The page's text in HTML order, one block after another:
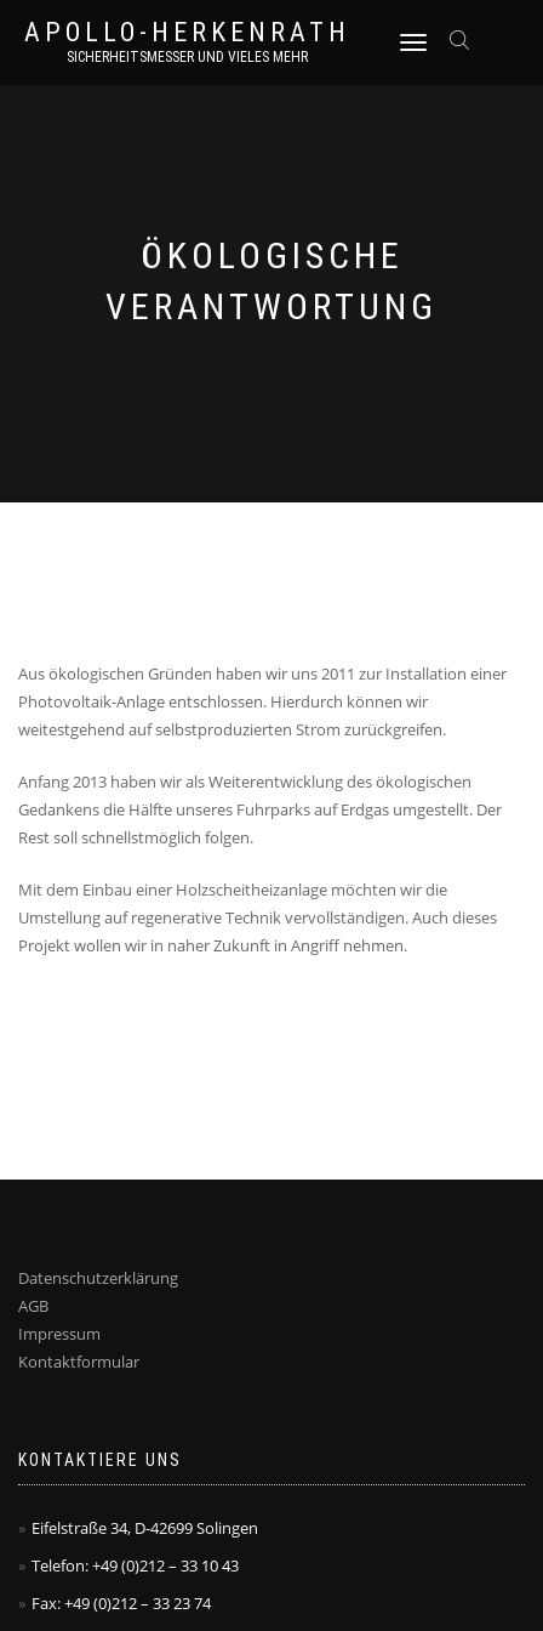
APOLLO-HERKENRATH
SICHERHEITSMESSER UND VIELES MEHR
NAVIGATION
ÖKOLOGISCHE
VERANTWORTUNG
Aus ökologischen Gründen haben wir uns 2011 zur Installation einer
Photovoltaik-Anlage entschlossen. Hierdurch können wir
weitestgehend auf selbstproduzierten Strom zurückgreifen.
Anfang 2013 haben wir als Weiterentwicklung des ökologischen
Gedankens die Hälfte unseres Fuhrparks auf Erdgas umgestellt. Der
Rest soll schnellstmöglich folgen.
Mit dem Einbau einer Holzscheitheizanlage möchten wir die
Umstellung auf regenerative Technik vervollständigen. Auch dieses
Projekt wollen wir in naher Zukunft in Angriff nehmen.
Datenschutzerklärung
AGB
Impressum
Kontaktformular
KONTAKTIERE UNS
Eifelstraße 34, D-42699 Solingen
Telefon: +49 (0)212 – 33 10 43
Fax: +49 (0)212 – 33 23 74